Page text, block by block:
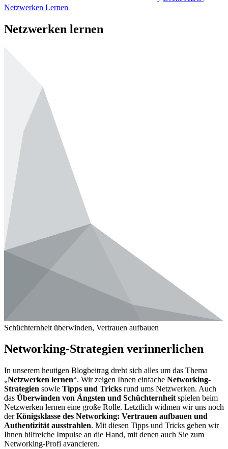
Netzwerken Lernen
Netzwerken lernen
Schüchternheit überwinden, Vertrauen aufbauen
Networking-Strategien verinnerlichen
In unserem heutigen Blogbeitrag dreht sich alles um das Thema
„Netzwerken lernen“. Wir zeigen Ihnen einfache Networking-
Strategien sowie Tipps und Tricks rund ums Netzwerken. Auch
das Überwinden von Ängsten und Schüchternheit spielen beim
Netzwerken lernen eine große Rolle. Letztlich widmen wir uns noch
derKönigsklasse des Networking: Vertrauen aufbauen und
Authentizität ausstrahlen. Mit diesen Tipps und Tricks geben wir
Ihnen hilfreiche Impulse an die Hand, mit denen auch Sie zum
Networking-Profi avancieren.